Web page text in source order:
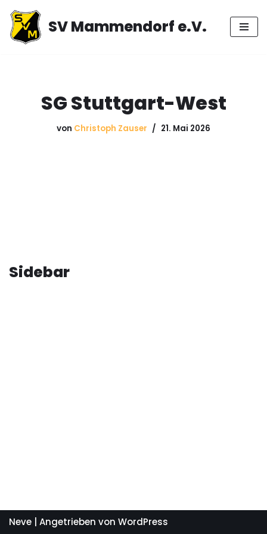
Zum
Inhalt
SV Mammendorf e.V.
SG Stuttgart-West
von Christoph Zauser 21. Mai 2026
Sidebar
Neve | Angetrieben von WordPress